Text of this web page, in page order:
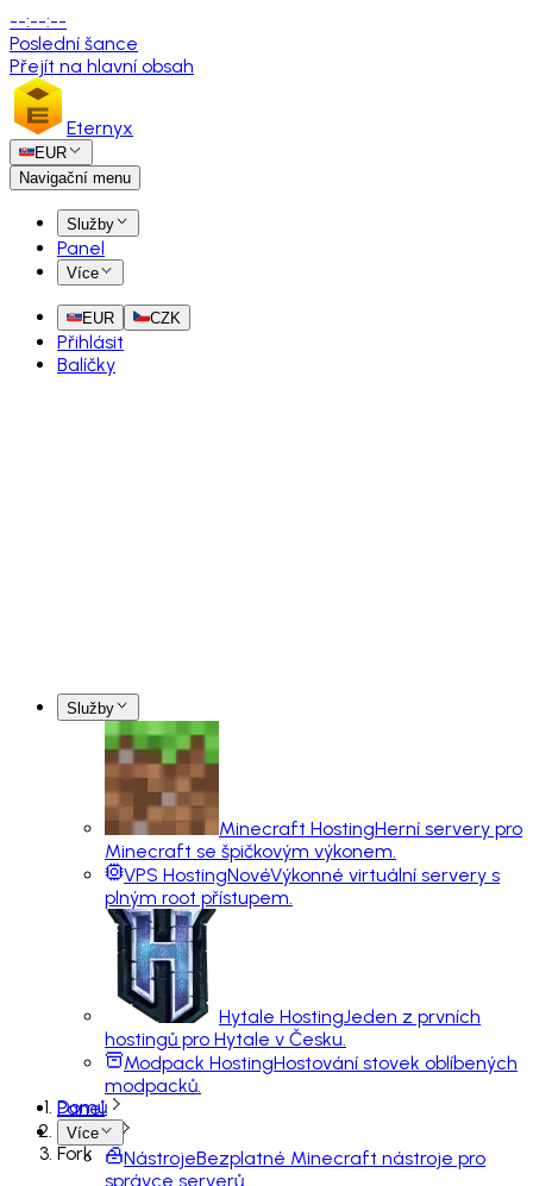
--:--:--
Poslední šance
Přejít na hlavní obsah
Eternyx
EUR
Navigační menu
Služby
Panel
Více
EUR CZK
Přihlásit
Balíčky
Služby
Minecraft HostingHerní servery pro
Minecraft se špičkovým výkonem.
VPS HostingNovéVýkonné virtuální servery s
plným root přístupem.
Hytale HostingJeden z prvních
hostingů pro Hytale v Česku.
Modpack HostingHostování stovek oblíbených
modpacků.
Panel
Více
NástrojeBezplatné Minecraft nástroje pro
správce serverů.
Domů
Slovník
Fork